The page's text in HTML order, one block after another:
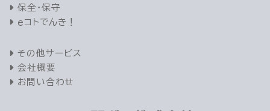
保全・保守
ｅコトでんき！
その他サービス
会社概要
お問い合わせ